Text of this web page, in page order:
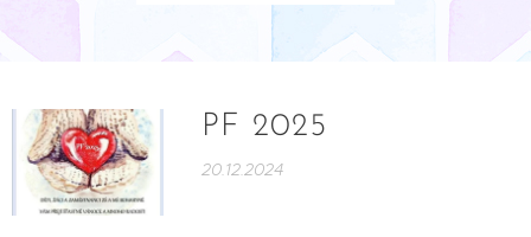
PF 2025
20.12.2024